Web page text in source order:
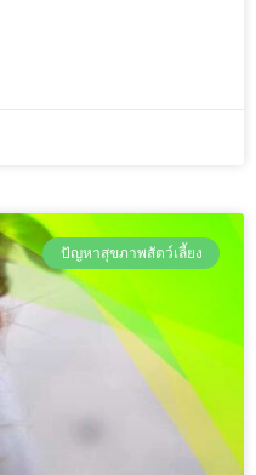
ปัญหาสุขภาพสัตว์เลี้ยง